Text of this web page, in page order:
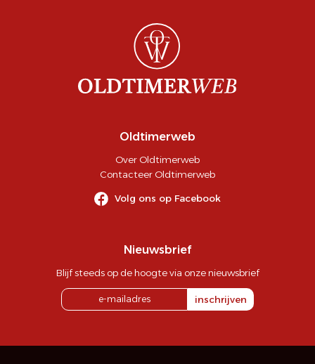
Oldtimerweb
Over Oldtimerweb
Contacteer Oldtimerweb
Volg ons op Facebook
Nieuwsbrief
Blijf steeds op de hoogte via onze nieuwsbrief
inschrijven